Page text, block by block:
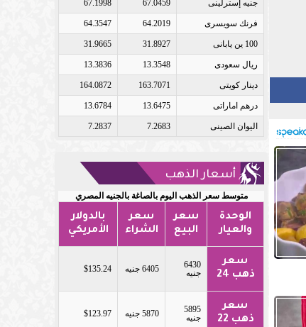
جنيه إسترلينى 67.0459
67.1998
فرنك سويسرى 64.2019
64.3547
100 ين يابانى 31.8927
31.9665
ريال سعودى 13.3548
13.3836
دينار كويتى 163.7071
164.0872
درهم اماراتى 13.6475
13.6784
اليوان الصينى 7.2683
7.2837
أسعار الذهب
متوسط سعر الذهب اليوم بالصاغة بالجنيه المصري
الوحدة
والعيار
سعر
البيع
سعر
الشراء
بالدولار
الأمريكي
سعر
ذهب 24
6430
جنيه
6405 جنيه $135.24
سعر
ذهب 22
5895
جنيه
5870 جنيه $123.97